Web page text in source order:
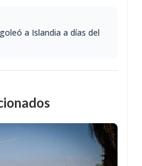
a Islandia a días del